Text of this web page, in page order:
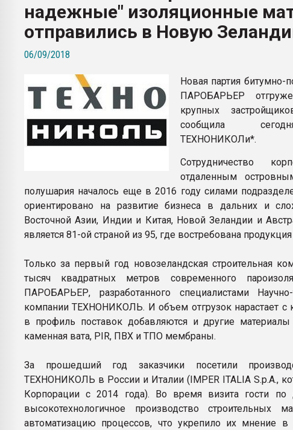
Всё, что касается выдува ПЭТ
бутылок
ПЕРЕЙТИ НА ФОРУМ
надежные" изоляционные
отправились в Новую
06/09/2018
Новая партия
ПАРОБАРЬЕР
крупных
сообщила
ТЕХНОНИКОЛи*.
Сотрудничество
отдаленным
полушария началось еще в 2016 году силами
ориентировано на развитие бизнеса в дальних и
Восточной Азии, Индии и Китая, Новой Зеландии и
является 81-ой страной из 95, где востребована
Только за первый год новозеландская строительная
тысяч квадратных метров современного
ПАРОБАРЬЕР, разработанного специалистами Научно-
компании ТЕХНОНИКОЛЬ. И объем отгрузок нарастает
в профиль поставок добавляются и другие
каменная вата, PIR, ПВХ и ТПО мембраны.
За прошедший год заказчики посетили
ТЕХНОНИКОЛЬ в России и Италии (IMPER ITALIA S.p.A.,
Корпорации с 2014 года). Во время визита гости по
высокотехнологичное производство строительных
автоматизацию процессов, что укрепило их мнение в